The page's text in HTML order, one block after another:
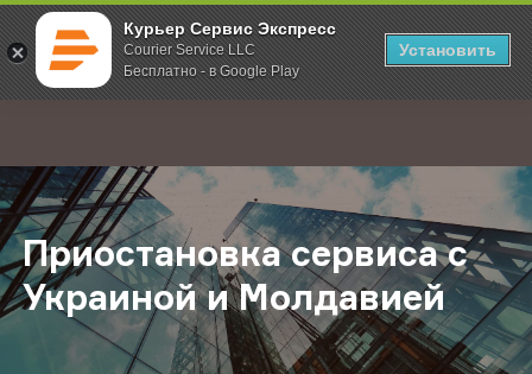
Курьер Сервис Экспресс
Courier Service LLC
Бесплатно - в Google Play
Установить
; Главная О компании Новости Приостановка сервиса c
Приостановка сервиса c
Украиной и Молдавией